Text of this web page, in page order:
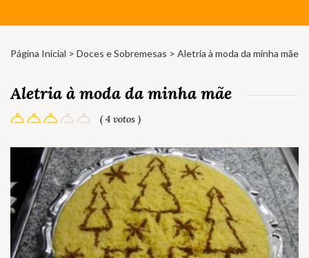
Página Inicial > Doces e Sobremesas > Aletria à moda da minha mãe
Aletria à moda da minha mãe
( 4 votos )